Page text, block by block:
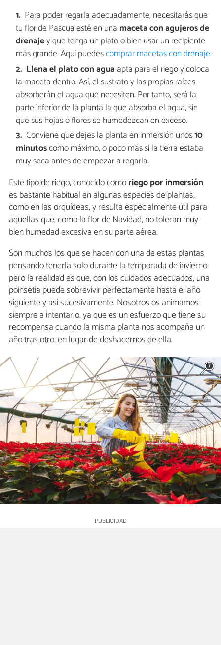
Para poder regarla adecuadamente, necesitarás que
tu flor de Pascua esté en una maceta con agujeros de
drenajey que tenga un plato o bien usar un recipiente
más grande. Aquí puedescomprar macetas con drenaje.
Llena el plato con agua apta para el riego y coloca
la maceta dentro. Así, el sustrato y las propias raíces
absorberán el agua que necesiten. Por tanto, será la
parte inferior de la planta la que absorba el agua, sin
que sus hojas o flores se humedezcan en exceso.
Conviene que dejes la planta en inmersión unos10
minutoscomo máximo, o poco más si la tierra estaba
muy seca antes de empezar a regarla.
Este tipo de riego, conocido comoriego por inmersión,
es bastante habitual en algunas especies de plantas,
como en las orquídeas, y resulta especialmente útil para
aquellas que, como la flor de Navidad, no toleran muy
bien humedad excesiva en su parte aérea.
Son muchos los que se hacen con una de estas plantas
pensando tenerla solo durante la temporada de invierno,
pero la realidad es que, con los cuidados adecuados, una
poinsetia puede sobrevivir perfectamente hasta el año
siguiente y así sucesivamente. Nosotros os animamos
siempre a intentarlo, ya que es un esfuerzo que tiene su
recompensa cuando la misma planta nos acompaña un
año tras otro, en lugar de deshacernos de ella.